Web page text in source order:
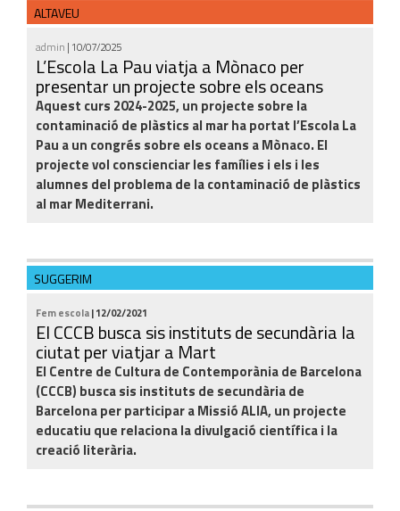
ALTAVEU
admin | 10/07/2025
L’Escola La Pau viatja a Mònaco per
presentar un projecte sobre els oceans
Aquest curs 2024-2025, un projecte sobre la
contaminació de plàstics al mar ha portat l’Escola La
Pau a un congrés sobre els oceans a Mònaco. El
projecte vol conscienciar les famílies i els i les
alumnes del problema de la contaminació de plàstics
al mar Mediterrani.
SUGGERIM
Fem escola| 12/02/2021
El CCCB busca sis instituts de secundària la
ciutat per viatjar a Mart
El Centre de Cultura de Contemporània de Barcelona
(CCCB) busca sis instituts de secundària de
Barcelona per participar a Missió ALIA, un projecte
educatiu que relaciona la divulgació científica i la
creació literària.